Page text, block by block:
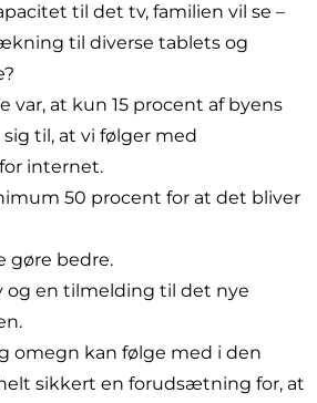
til det tv, familien vil se –
til diverse tablets og
var, at kun 15 procent af byens
til, at vi følger med
internet.
50 procent for at det bliver
gøre bedre.
og en tilmelding til det nye
omegn kan følge med i den
sikkert en forudsætning for, at